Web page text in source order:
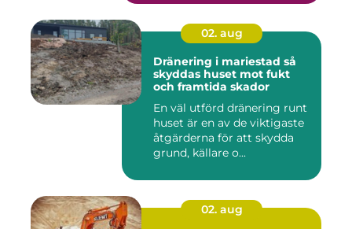
02. aug
Dränering i mariestad så
skyddas huset mot fukt
och framtida skador
En väl utförd dränering runt
huset är en av de viktigaste
åtgärderna för att skydda
grund, källare o...
02. aug